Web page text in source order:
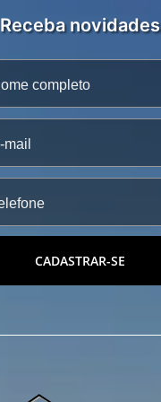
Receba novidades
CADASTRAR-SE